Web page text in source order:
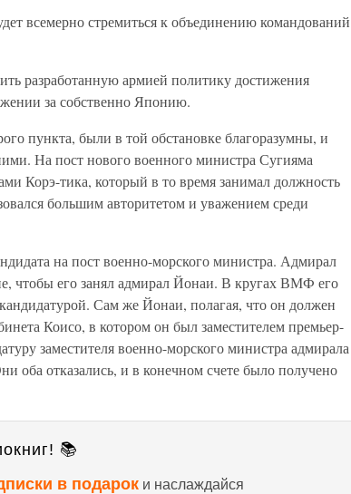
всемерно стремиться к объединению командований
разработанную армией политику достижения
за собственно Японию.
пункта, были в той обстановке благоразумны, и
На пост нового военного министра Сугияма
Корэ-тика, который в то время занимал должность
большим авторитетом и уважением среди
на пост военно-морского министра. Адмирал
чтобы его занял адмирал Йонаи. В кругах ВМФ его
Сам же Йонаи, полагая, что он должен
Коисо, в котором он был заместителем премьер-
заместителя военно-морского министра адмирала
оба отказались, и в конечном счете было получено
📚
в подарок и наслаждайся